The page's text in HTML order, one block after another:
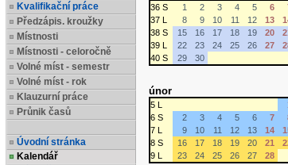
Kvalifikační práce
Předzápis. kroužky
Místnosti
Místnosti - celoročně
Volné míst - semestr
Volné míst - rok
Klauzurní práce
Průnik časů
Úvodní stránka
Kalendář
36 S 1 2 3 4 5 6
37 L
8 9 10 11 12 13
38 S
15 16 17 18 19 20
39 L
22 23 24 25 26 27
40 S
29 30
únor
5 L
6 S
2 3 4 5 6 7
7 L
9 10 11 12 13 14
8 S
16 17 18 19 20 21
9 L
23 24 25 26 27 28